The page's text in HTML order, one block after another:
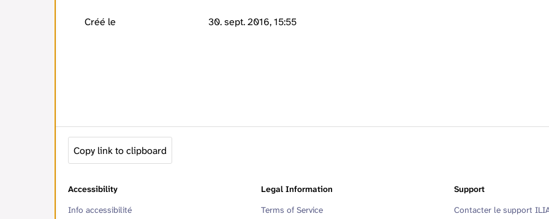
Créé le 30. sept. 2016, 15:55
Copy link to clipboard
Accessibility
Info accessibilité
Legal Information
Terms of Service
Support
Contacter le support